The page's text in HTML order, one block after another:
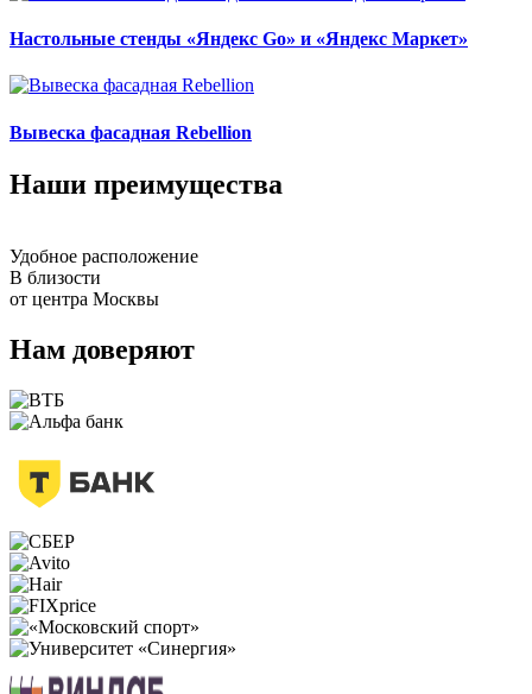
Настольные стенды «Яндекс Go» и «Яндекс Маркет»
Вывеска фасадная Rebellion
Наши преимущества
Удобное расположение
В близости
от центра Москвы
Нам доверяют